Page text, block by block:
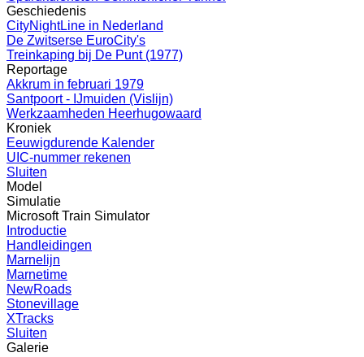
Geschiedenis
CityNightLine in Nederland
De Zwitserse EuroCity's
Treinkaping bij De Punt (1977)
Reportage
Akkrum in februari 1979
Santpoort - IJmuiden (Vislijn)
Werkzaamheden Heerhugowaard
Kroniek
Eeuwigdurende Kalender
UIC-nummer rekenen
Sluiten
Model
Simulatie
Microsoft Train Simulator
Introductie
Handleidingen
Marnelijn
Marnetime
NewRoads
Stonevillage
XTracks
Sluiten
Galerie